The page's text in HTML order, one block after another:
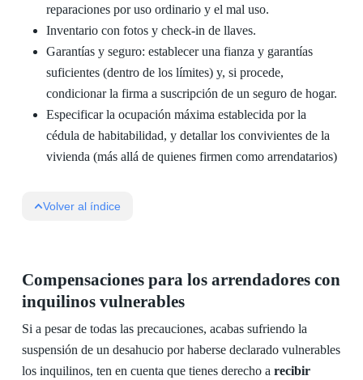
reparaciones por uso ordinario y el mal uso.
Inventario con fotos y check‑in de llaves.
Garantías y seguro: establecer una fianza y garantías
suficientes (dentro de los límites) y, si procede,
condicionar la firma a suscripción de un seguro de hogar.
Especificar la ocupación máxima establecida por la
cédula de habitabilidad, y detallar los convivientes de la
vivienda (más allá de quienes firmen como arrendatarios)
Volver al índice
Compensaciones para los arrendadores con
inquilinos vulnerables
Si a pesar de todas las precauciones, acabas sufriendo la
suspensión de un desahucio por haberse declarado vulnerables
los inquilinos, ten en cuenta que tienes derecho a recibir